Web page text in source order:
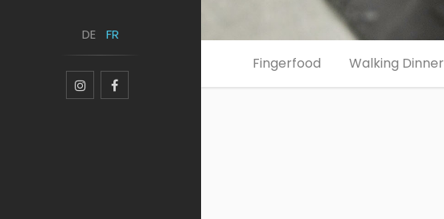
DE FR
Fingerfood Walking Dinner